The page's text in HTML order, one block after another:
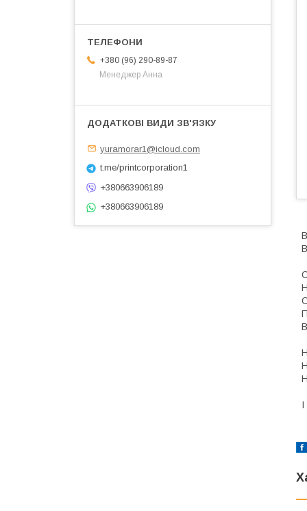
+380 (96) 290-89-87
Менеджер Анна
yuramorar1@icloud.com
t.me/printcorporation1
+380663906189
+380663906189